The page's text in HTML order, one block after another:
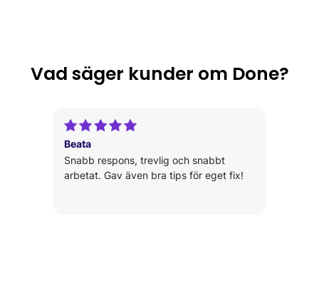
Vad säger kunder om Done?
Anandhakumar
Anas and his team have gone above and
beyond to deliver on the vision we had